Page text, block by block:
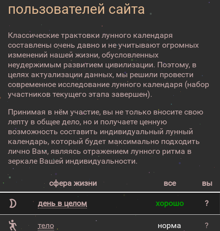
пользователей сайта
Классические трактовки лунного календаря
составлены очень давно и не учитывают огромных
изменений нашей жизни, обусловленных
неудержимым развитием цивилизации. Поэтому, в
целях актуализации данных, мы решили провести
современное исследование лунного календаря (набор
участников текущего этапа завершен).
Принимая в нём участие, вы не только вносите свою
лепту в общее дело, но и получаете ценную
возможность составить индивидуальный лунный
календарь, который будет максимально подходить
лично Вам, являясь отражением лунного ритма в
зеркале Вашей индивидуальности.
сфера жизни все вы
день в целом хорошо ?
тело норма ?